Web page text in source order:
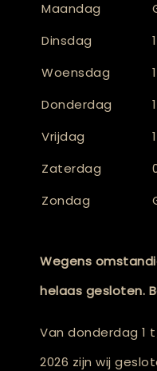
Maandag
Dinsdag
Woensdag
Donderdag
Vrijdag
Zaterdag
Zondag
Wegens
helaas gesloten.
Van donderdag 1
2026 zijn wij